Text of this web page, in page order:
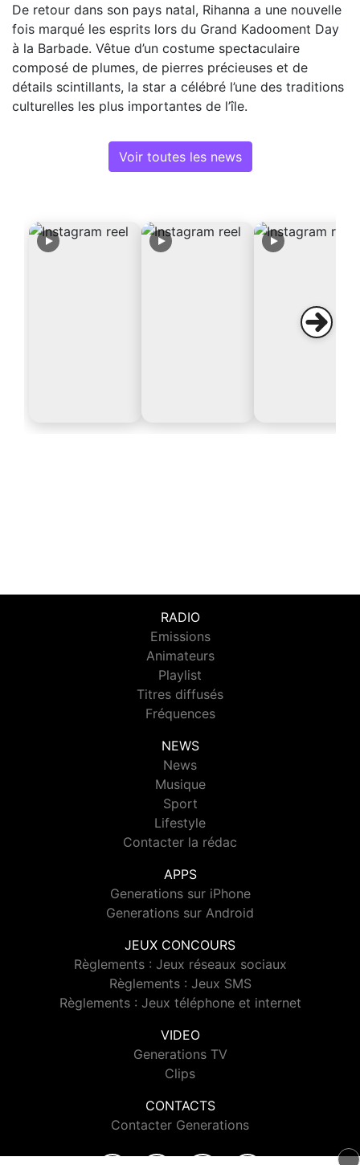
De retour dans son pays natal, Rihanna a une nouvelle
fois marqué les esprits lors du Grand Kadooment Day
à la Barbade. Vêtue d’un costume spectaculaire
composé de plumes, de pierres précieuses et de
détails scintillants, la star a célébré l’une des traditions
culturelles les plus importantes de l’île.
Voir toutes les news
RADIO
Emissions
Animateurs
Playlist
Titres diffusés
Fréquences
NEWS
News
Musique
Sport
Lifestyle
Contacter la rédac
APPS
Generations sur iPhone
Generations sur Android
JEUX CONCOURS
Règlements : Jeux réseaux sociaux
Règlements : Jeux SMS
Règlements : Jeux téléphone et internet
VIDEO
Generations TV
Clips
CONTACTS
Contacter Generations